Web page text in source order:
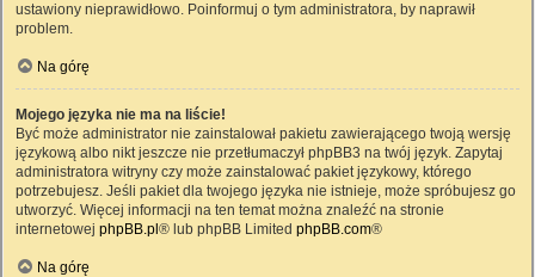
ustawiony nieprawidłowo. Poinformuj o tym administratora, by naprawił
problem.
Na górę
Mojego języka nie ma na liście!
Być może administrator nie zainstalował pakietu zawierającego twoją wersję
językową albo nikt jeszcze nie przetłumaczył phpBB3 na twój język. Zapytaj
administratora witryny czy może zainstalować pakiet językowy, którego
potrzebujesz. Jeśli pakiet dla twojego języka nie istnieje, może spróbujesz go
utworzyć. Więcej informacji na ten temat można znaleźć na stronie
internetowej phpBB.pl ® lub phpBB Limited phpBB.com®
Na górę